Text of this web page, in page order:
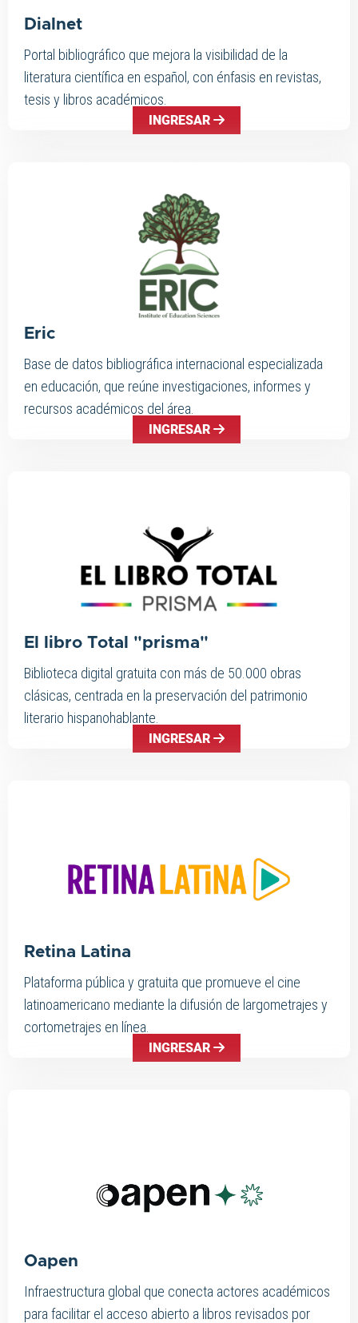
Dialnet
Portal bibliográfico que mejora la visibilidad de la
literatura científica en español, con énfasis en revistas,
tesis y libros académicos.
INGRESAR
Eric
Base de datos bibliográfica internacional especializada
en educación, que reúne investigaciones, informes y
recursos académicos del área.
INGRESAR
El libro Total "prisma"
Biblioteca digital gratuita con más de 50.000 obras
clásicas, centrada en la preservación del patrimonio
literario hispanohablante.
INGRESAR
Retina Latina
Plataforma pública y gratuita que promueve el cine
latinoamericano mediante la difusión de largometrajes y
cortometrajes en línea.
INGRESAR
Oapen
Infraestructura global que conecta actores académicos
para facilitar el acceso abierto a libros revisados por